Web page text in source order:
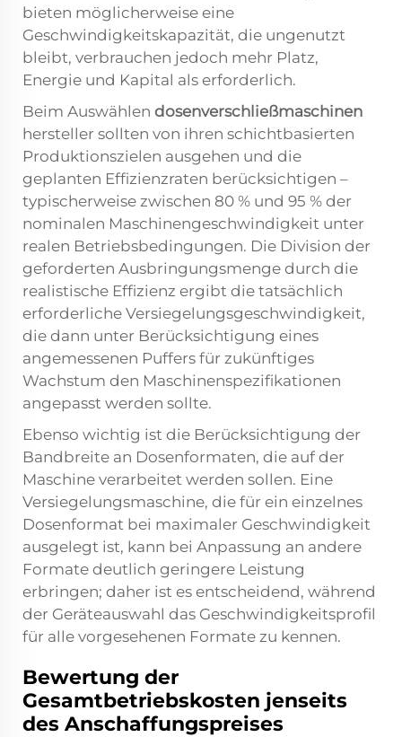
bieten möglicherweise eine
Geschwindigkeitskapazität, die ungenutzt
bleibt, verbrauchen jedoch mehr Platz,
Energie und Kapital als erforderlich.
Beim Auswählen dosenverschließmaschinen
hersteller sollten von ihren schichtbasierten
Produktionszielen ausgehen und die
geplanten Effizienzraten berücksichtigen –
typischerweise zwischen 80 % und 95 % der
nominalen Maschinengeschwindigkeit unter
realen Betriebsbedingungen. Die Division der
geforderten Ausbringungsmenge durch die
realistische Effizienz ergibt die tatsächlich
erforderliche Versiegelungsgeschwindigkeit,
die dann unter Berücksichtigung eines
angemessenen Puffers für zukünftiges
Wachstum den Maschinenspezifikationen
angepasst werden sollte.
Ebenso wichtig ist die Berücksichtigung der
Bandbreite an Dosenformaten, die auf der
Maschine verarbeitet werden sollen. Eine
Versiegelungsmaschine, die für ein einzelnes
Dosenformat bei maximaler Geschwindigkeit
ausgelegt ist, kann bei Anpassung an andere
Formate deutlich geringere Leistung
erbringen; daher ist es entscheidend, während
der Geräteauswahl das Geschwindigkeitsprofil
für alle vorgesehenen Formate zu kennen.
Bewertung der
Gesamtbetriebskosten jenseits
des Anschaffungspreises